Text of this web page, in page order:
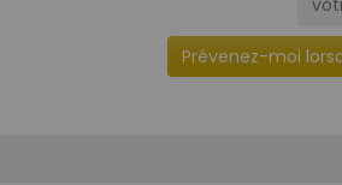
Prévenez-moi